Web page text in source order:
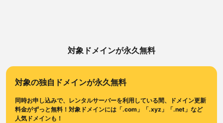
対象ドメインが永久無料
対象の独自ドメインが永久無料
同時お申し込みで、レンタルサーバーを利用している間、ドメイン更新
料金がずっと無料！対象ドメインには「.com」「.xyz」「.net」など
人気ドメインも！